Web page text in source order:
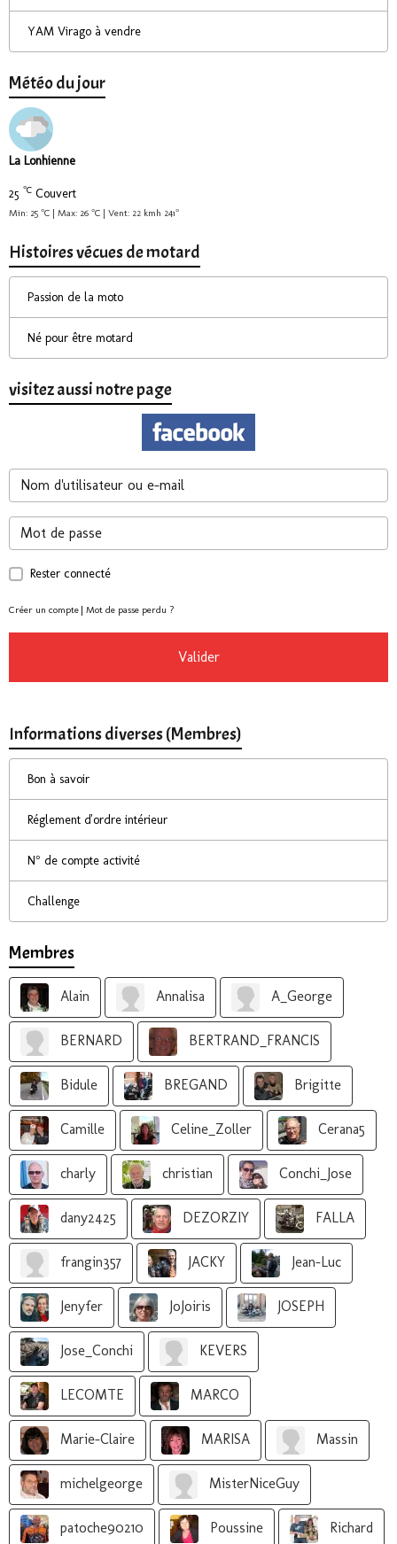
YAM Virago à vendre
Météo du jour
La Lonhienne
25 °C Couvert
Min: 25 °C | Max: 26 °C | Vent: 22 kmh 241°
Histoires vécues de motard
Passion de la moto
Né pour être motard
visitez aussi notre page
Rester connecté
Créer un compte | Mot de passe perdu ?
Valider
Informations diverses (Membres)
Bon à savoir
Réglement d'ordre intérieur
N° de compte activité
Challenge
Membres
Alain Annalisa A_George
BERNARD BERTRAND_FRANCIS
Bidule BREGAND Brigitte
Camille Celine_Zoller Cerana5
charly christian Conchi_Jose
dany2425 DEZORZIY FALLA
frangin357 JACKY Jean-Luc
Jenyfer JoJoiris JOSEPH
Jose_Conchi KEVERS
LECOMTE MARCO
Marie-Claire MARISA Massin
michelgeorge MisterNiceGuy
patoche90210 Poussine Richard